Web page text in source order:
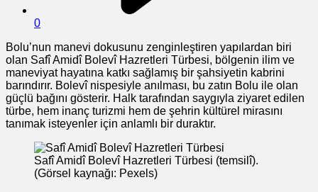
0
Bolu’nun manevi dokusunu zenginleştiren yapılardan biri
olan Safî Amidî Bolevî Hazretleri Türbesi, bölgenin ilim ve
maneviyat hayatına katkı sağlamış bir şahsiyetin kabrini
barındırır. Bolevî nispesiyle anılması, bu zatın Bolu ile olan
güçlü bağını gösterir. Halk tarafından saygıyla ziyaret edilen
türbe, hem inanç turizmi hem de şehrin kültürel mirasını
tanımak isteyenler için anlamlı bir duraktır.
Safî Amidî Bolevî Hazretleri Türbesi (temsilî).
(Görsel kaynağı: Pexels)